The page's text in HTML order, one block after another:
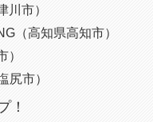
川市）
（高知県高知市）
尻市）
！